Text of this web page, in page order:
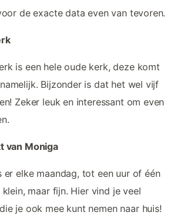
de exacte data even van tevoren.
is een hele oude kerk, deze komt
Bijzonder is dat het wel vijf
Zeker leuk en interessant om even
van Moniga
er elke maandag, tot een uur of één
klein, maar fijn. Hier vind je veel
je ook mee kunt nemen naar huis!